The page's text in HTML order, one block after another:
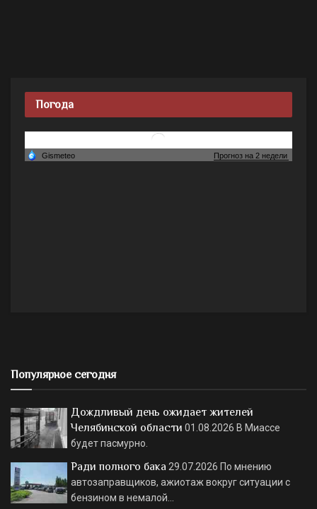
Погода
Популярное сегодня
Дождливый день ожидает жителей
Челябинской области 01.08.2026 В Миассе
будет пасмурно.
Ради полного бака 29.07.2026 По мнению
автозаправщиков, ажиотаж вокруг ситуации с
бензином в немалой…